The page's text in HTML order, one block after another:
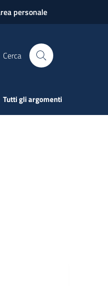
personale
Cerca
Tutti gli argomenti